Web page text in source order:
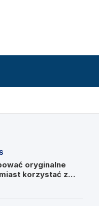
oryginalne
korzystać z